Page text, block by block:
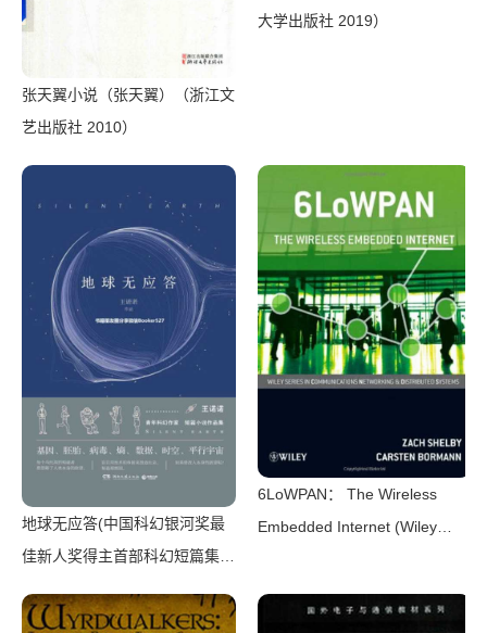
张天翼小说（张天翼）（浙江文
艺出版社 2010）
大学出版社 2019）
地球无应答(中国科幻银河奖最
佳新人奖得主首部科幻短篇集！
未来，看时间空间合伙变魔
6LoWPAN： The Wireless
Embedded Internet (Wiley
Networking & Distributed